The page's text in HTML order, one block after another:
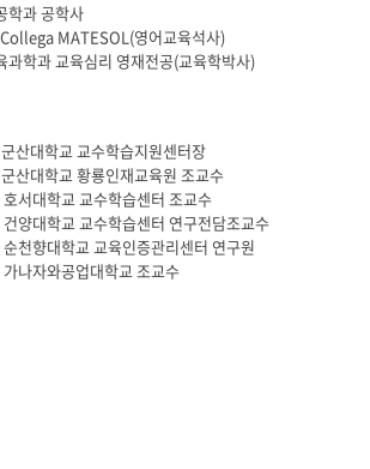
학과 공학사
MATESOL(영어교육석사)
과학과 교육심리 영재전공(교육학박사)
산대학교 교수학습지원센터장
산대학교 황룡인재교육원 조교수
서대학교 교수학습센터 조교수
양대학교 교수학습센터 연구전담조교수
천향대학교 교육인증관리센터 연구원
나자와공업대학교 조교수